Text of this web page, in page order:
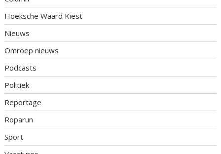
Hoeksche Waard Kiest
Nieuws
Omroep nieuws
Podcasts
Politiek
Reportage
Roparun
Sport